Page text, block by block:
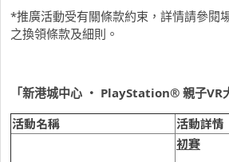
*推廣活動受有關條款約束，詳情請參閱
之換領條款及細則。
「新港城中心 ・ PlayStation® 親子VR
活動名稱 活動詳情
初賽